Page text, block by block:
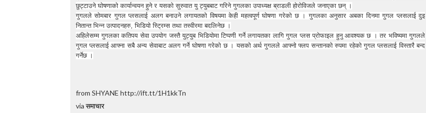
%
छुट्टाउने घोषणाको कार्यान्वयन हुने र यसको सुरुवात यु ट्युबबाट गरिने गुगलका उपाध्यक्ष ब्राडली होरोविजले जनाएका छन् ।
गुगलले सोमबार गुगल प्लसलाई अलग बनाउने लगायतको विषयमा केही महत्वपूर्ण घोषणा गरेको छ । गुगलका अनुसार अबका दिनमा गुगल प्लसलाई दुइ
नितान्त भिन्न उत्पादनहरु, भिडियो स्टि्रम्स तथा तस्वीरमा बदलिनेछ ।
अहिलेसम्म गुगलका कतिपय सेवा उपयोग जस्तै युट्युब भिडियोमा टिप्पणी गर्ने लगायतका लागि गुगल प्लस प्रोफाइल हुनु आवश्यक छ । तर भविष्यमा गुगलले
गुगल प्लसलाई आफ्ना सबै अन्य सेवाबाट अलग गर्ने घोषणा गरेको छ । यसको अर्थ गुगलले आफ्नो फ्लप सन्तानको रुपमा रहेको गुगल प्लसलाई विस्तारै बन्द
गर्नेछ ।
from SHYANE http://ift.tt/1H1kkTn
via समाचार